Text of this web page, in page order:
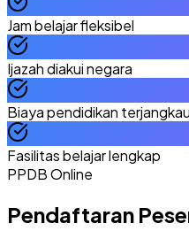
Jam belajar fleksibel
Ijazah diakui negara
Biaya pendidikan terjangkau
Fasilitas belajar lengkap
PPDB Online
Pendaftaran